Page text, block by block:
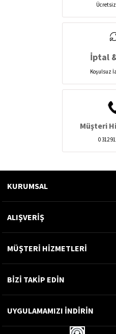
İptal
Koşulsuz
Müşteri
0 312
KURUMSAL
ALIŞVERİŞ
MÜŞTERİ HİZMETLERİ
BİZİ TAKİP EDİN
UYGULAMAMIZI İNDİRİN